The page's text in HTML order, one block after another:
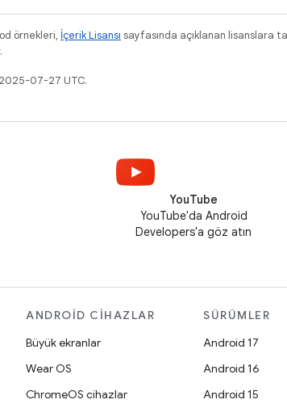
örnekleri, İçerik Lisansı sayfasında açıklanan lisanslara
07-27 UTC.
YouTube
YouTube'da Android
Developers'a göz atın
ANDROID CIHAZLAR
Büyük ekranlar
Wear OS
ChromeOS cihazlar
SÜRÜMLER
Android 17
Android 16
Android 15